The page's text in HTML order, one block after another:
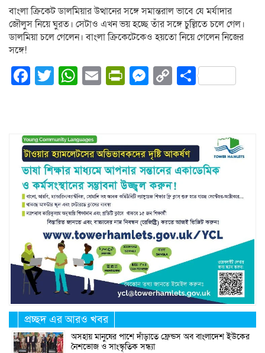
বাংলা ক্রিকেট ডালমিয়ার উত্থানের সঙ্গে সমান্তরাল ভাবে যে মর্যাদার
জৌলুস নিয়ে ঘুরত। সেটাও এখন ভয় হচ্ছে তাঁর সঙ্গে চুল্লিতে চলে গেল।
ডালমিয়া চলে গেলেন। বাংলা ক্রিকেটেকেও হয়তো নিয়ে গেলেন নিজের
সঙ্গে!
Facebook
Twitter
WhatsApp
EmailPrintFriendly
Messenger
CopyShare
প্রচ্ছদ এর আরও খবর
অসহায় মানুষের পাশে দাঁড়াতে ফ্রেন্ডস অব বাংলাদেশ ইউকের
নৈশভোজ ও সাংস্কৃতিক সন্ধ্যা